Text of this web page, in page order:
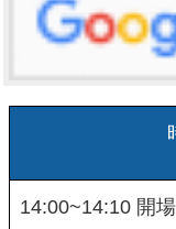
14:00~14:10 開